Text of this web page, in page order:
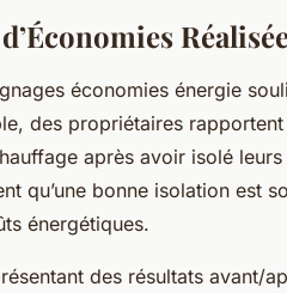
économies énergie
des propriétaires
après avoir isolé
qu’une bonne isolation est
énergétiques.
des résultats avant/